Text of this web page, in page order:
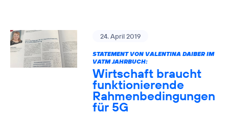
24. April 2019
STATEMENT VON VALENTINA DAIBER IM
VATM JAHRBUCH:
Wirtschaft braucht
funktionierende
Rahmenbedingungen
für 5G